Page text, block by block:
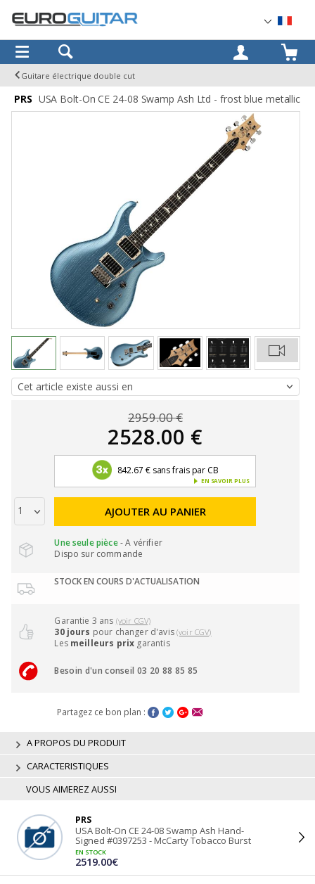
OK
Guitare électrique double cut
PRS USA Bolt-On CE 24-08 Swamp Ash Ltd - frost blue metallic
2959.00 €
2528.00 €
842.67 € sans frais par CB
EN SAVOIR PLUS
AJOUTER AU PANIER
Une seule pièce- A vérifier
Dispo sur commande
STOCK EN COURS D'ACTUALISATION
Garantie 3 ans (voir CGV)
30 jours pour changer d'avis(voir CGV)
Les meilleurs prix garantis
Besoin d'un conseil 03 20 88 85 85
Partagez ce bon plan :
A PROPOS DU PRODUIT
CARACTERISTIQUES
VOUS AIMEREZ AUSSI
PRS
USA Bolt-On CE 24-08 Swamp Ash Hand-
Signed #0397253 - McCarty Tobacco Burst
EN STOCK
2519.00€